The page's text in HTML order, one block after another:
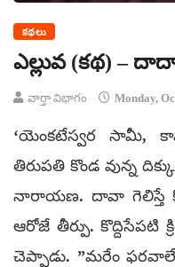
కథలు
ఎల్లువ (కథ) –
వార్తా విభాగం Monday,
‘యెంకటేస్వర సామీ,
తిరుపతి కొండ వున్న
నారాయణ. దావా గెలిస్తే
ఆరోజే తీర్పు. కొద్దిసేపటి
చెప్పాడు. ”మరేం